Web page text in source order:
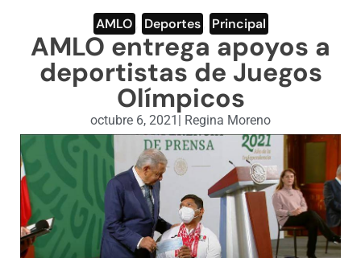
ENGLISH SECTION
VIDEOS
AMLO Deportes Principal
AMLO entrega apoyos a
deportistas de Juegos
Olímpicos
octubre 6, 2021 | Regina Moreno